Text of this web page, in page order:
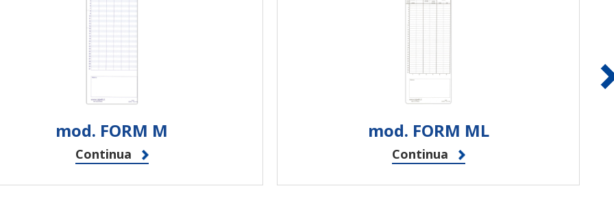
mod. FORM M
Continua
mod. FORM ML
Continua